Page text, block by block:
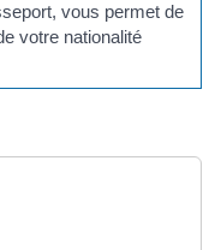
vous permet de
votre nationalité